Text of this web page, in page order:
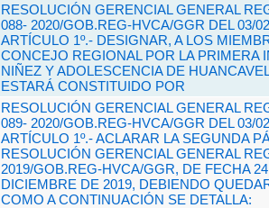
RESOLUCIÓN GERENCIAL GENERAL
088- 2020/GOB.REG-HVCA/GGR DEL 03/
ARTÍCULO 1º.- DESIGNAR, A LOS
CONCEJO REGIONAL POR LA PRIMERA
NIÑEZ Y ADOLESCENCIA DE
ESTARÁ CONSTITUIDO POR
RESOLUCIÓN GERENCIAL GENERAL
089- 2020/GOB.REG-HVCA/GGR DEL 03/
ARTÍCULO 1º.- ACLARAR LA SEGUNDA
RESOLUCIÓN GERENCIAL GENERAL
2019/GOB.REG-HVCA/GGR, DE FECHA
DICIEMBRE DE 2019, DEBIENDO
COMO A CONTINUACIÓN SE DETALLA: